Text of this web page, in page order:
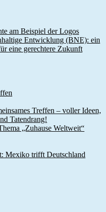
am Beispiel der Logos
Entwicklung (BNE): ein
eine gerechtere Zukunft
Treffen – voller Ideen,
Tatendrang!
„Zuhause Weltweit“
Mexiko trifft Deutschland